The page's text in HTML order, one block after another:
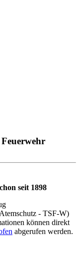
seit 1898
- TSF-W)
können direkt
abgerufen werden.